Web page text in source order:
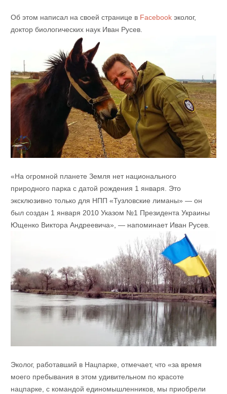
Об этом написал на своей странице в Facebookэколог,
доктор биологических наук Иван Русев.
«На огромной планете Земля нет национального
природного парка с датой рождения 1 января. Это
эксклюзивно только для НПП «Тузловские лиманы» — он
был создан 1 января 2010 Указом №1 Президента Украины
Ющенко Виктора Андреевича», — напоминает Иван Русев.
Эколог, работавший в Нацпарке, отмечает, что «за время
моего пребывания в этом удивительном по красоте
нацпарке, с командой единомышленников, мы приобрели